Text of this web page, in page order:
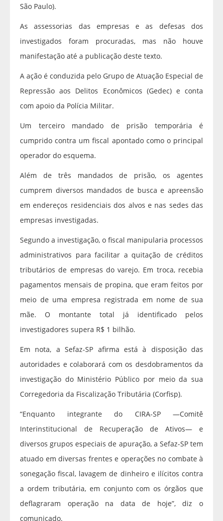
São Paulo).
As assessorias das empresas e as defesas dos
investigados foram procuradas, mas não houve
manifestação até a publicação deste texto.
A ação é conduzida pelo Grupo de Atuação Especial de
Repressão aos Delitos Econômicos (Gedec) e conta
com apoio da Polícia Militar.
Um terceiro mandado de prisão temporária é
cumprido contra um fiscal apontado como o principal
operador do esquema.
Além de três mandados de prisão, os agentes
cumprem diversos mandados de busca e apreensão
em endereços residenciais dos alvos e nas sedes das
empresas investigadas.
Segundo a investigação, o fiscal manipularia processos
administrativos para facilitar a quitação de créditos
tributários de empresas do varejo. Em troca, recebia
pagamentos mensais de propina, que eram feitos por
meio de uma empresa registrada em nome de sua
mãe. O montante total já identificado pelos
investigadores supera R$ 1 bilhão.
Em nota, a Sefaz-SP afirma está à disposição das
autoridades e colaborará com os desdobramentos da
investigação do Ministério Público por meio da sua
Corregedoria da Fiscalização Tributária (Corfisp).
“Enquanto integrante do CIRA-SP —Comitê
Interinstitucional de Recuperação de Ativos— e
diversos grupos especiais de apuração, a Sefaz-SP tem
atuado em diversas frentes e operações no combate à
sonegação fiscal, lavagem de dinheiro e ilícitos contra
a ordem tributária, em conjunto com os órgãos que
deflagraram operação na data de hoje”, diz o
comunicado.